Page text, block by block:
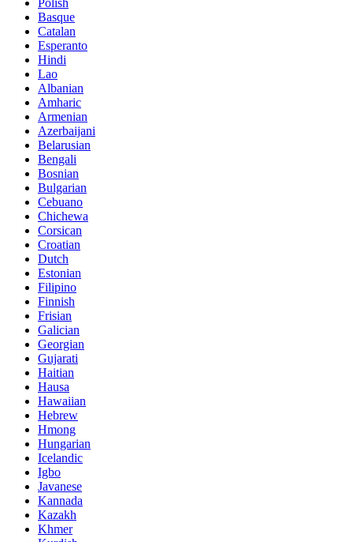
Polish
Basque
Catalan
Esperanto
Hindi
Lao
Albanian
Amharic
Armenian
Azerbaijani
Belarusian
Bengali
Bosnian
Bulgarian
Cebuano
Chichewa
Corsican
Croatian
Dutch
Estonian
Filipino
Finnish
Frisian
Galician
Georgian
Gujarati
Haitian
Hausa
Hawaiian
Hebrew
Hmong
Hungarian
Icelandic
Igbo
Javanese
Kannada
Kazakh
Khmer